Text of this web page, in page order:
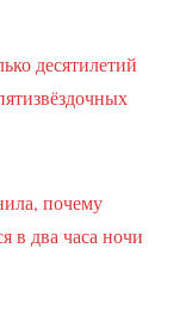
десятилетий
почему
в два часа ночи